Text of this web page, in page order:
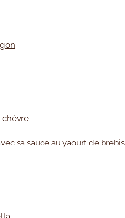
chèvre
sa sauce au yaourt de brebis